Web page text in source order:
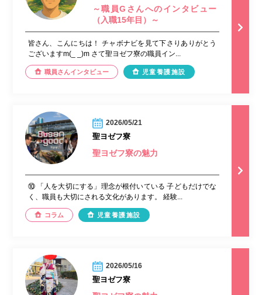
～職員Gさんへのインタビュー
（入職15年目）～
皆さん、こんにちは！ チャボナビを見て下さりありがとう
ございますm(_ _)m さて聖ヨゼフ寮の職員イン...
職員さんインタビュー 児童養護施設
2026/05/21
聖ヨゼフ寮
聖ヨゼフ寮の魅力
⑩ 「人を大切にする」理念が根付いている 子どもだけでな
く、職員も大切にされる文化があります。 経験...
コラム 児童養護施設
2026/05/16
聖ヨゼフ寮